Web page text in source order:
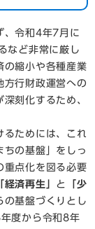
、令和4年7月に
など非常に厳し
の縮小や各種産業
方行財政運営への
刻化するため、
るためには、これ
ちの基盤」をしっ
重点化を図る必要
「経済再生」 と
「少
の基盤づくりとし
度から令和8年